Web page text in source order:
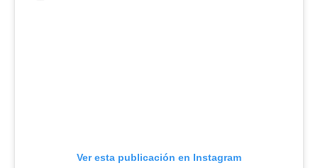
Ver esta publicación en Instagram